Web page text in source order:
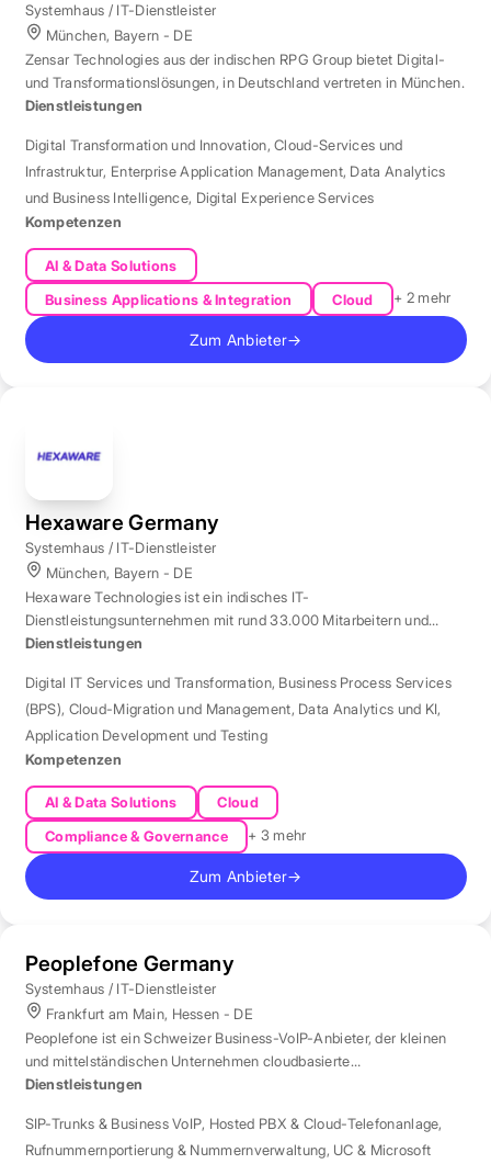
Systemhaus / IT-Dienstleister
München, Bayern - DE
Zensar Technologies aus der indischen RPG Group bietet Digital-
und Transformationslösungen, in Deutschland vertreten in München.
Dienstleistungen
Digital Transformation und Innovation,Cloud-Services und
Infrastruktur, Enterprise Application Management, Data Analytics
und Business Intelligence, Digital Experience Services
Kompetenzen
AI & Data Solutions
Business Applications & Integration
Cloud + 2 mehr
Zum Anbieter→
Hexaware Germany
Systemhaus / IT-Dienstleister
München, Bayern - DE
Hexaware Technologies ist ein indisches IT-
Dienstleistungsunternehmen mit rund 33.000 Mitarbeitern und
Standort München für Automatisierung und KI.
Dienstleistungen
Digital IT Services und Transformation, Business Process Services
(BPS), Cloud-Migration und Management, Data Analytics und KI,
Application Development und Testing
Kompetenzen
AI & Data Solutions
Cloud
Compliance & Governance
+ 3 mehr
Zum Anbieter→
Peoplefone Germany
Systemhaus / IT-Dienstleister
Frankfurt am Main, Hessen - DE
Peoplefone ist ein Schweizer Business-VoIP-Anbieter, der kleinen
und mittelständischen Unternehmen cloudbasierte
Telefonielösungen bietet.
Dienstleistungen
SIP-Trunks & Business VoIP, Hosted PBX & Cloud-Telefonanlage,
Rufnummernportierung & Nummernverwaltung, UC & Microsoft